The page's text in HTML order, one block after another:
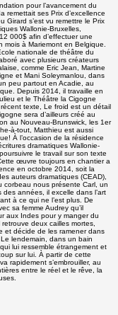
pour l’avancement du
remettait ses Prix d’excellence
Girard s’est vu remettre le Prix
Wallonie-Bruxelles,
000$ afin d’effectuer une
mois à Mariemont en Belgique.
nationale de théâtre du
avec plusieurs créateurs
comme Eric Jean, Martine
et Mani Soleymanlou, dans
peu partout en Acadie, au
Depuis 2014, il travaille en
et le Théâtre la Cigogne
texte, Le froid est un détail
sera d’ailleurs créé au
au Nouveau-Brunswick, les 1er
à-tout, Matthieu est aussi
À l’occasion de la résidence
dramatiques Wallonie-
le travail sur son texte
œuvre toujours en chantier a
en octobre 2014, soit la
auteurs dramatiques (CEAD),
corbeau nous présente Carl, un
années, il excelle dans l’art
à ce qui ne l’est plus. De
sa femme Audrey qu’il
aux Indes pour y manger du
deux cailles mortes,
et décide de les ramener dans
lendemain, dans un bain
lui ressemble étrangement et
sur lui. À partir de cette
rapidement s’embrouiller, au
entre le réel et le rêve, la